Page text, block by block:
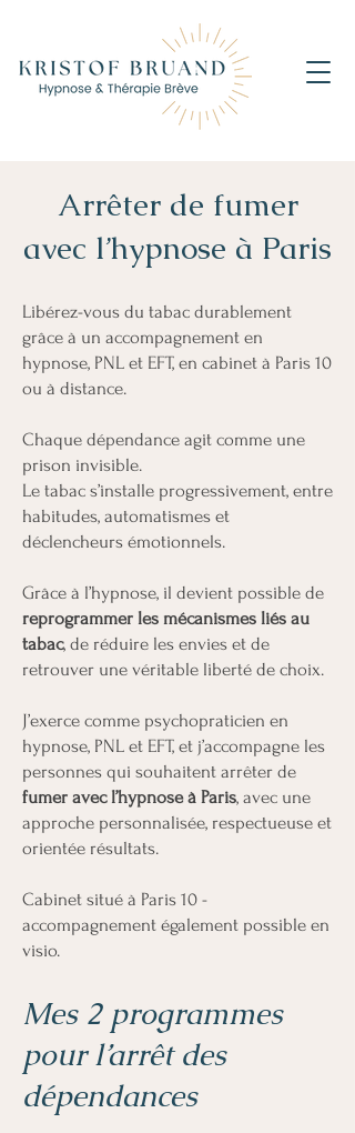
Arrêter de fumer
avec l’hypnose à Paris
Libérez-vous du tabac durablement
grâce à un accompagnement en
hypnose, PNL et EFT, en cabinet à Paris 10
ou à distance.
Chaque dépendance agit comme une
prison invisible.
Le tabac s’installe progressivement, entre
habitudes, automatismes et
déclencheurs émotionnels.
Grâce à l’hypnose, il devient possible de
reprogrammer les mécanismes liés au
tabac, de réduire les envies et de
retrouver une véritable liberté de choix.
J’exerce comme psychopraticien en
hypnose, PNL et EFT, et j’accompagne les
personnes qui souhaitent arrêter de
fumer avec l’hypnose à Paris, avec une
approche personnalisée, respectueuse et
orientée résultats.
Cabinet situé à Paris 10 -
accompagnement également possible en
visio.
Mes 2 programmes
pour l’arrêt des
dépendances